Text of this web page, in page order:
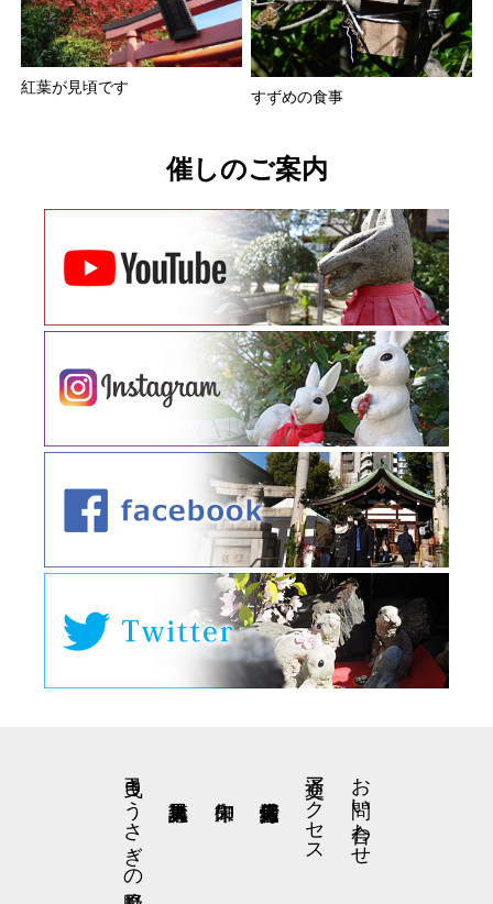
紅葉が見頃です
すずめの食事
催しのご案内
お問い合わせ
交通アクセス
弓曳きうさぎの星野くん